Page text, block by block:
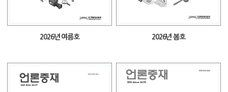
2026년 여름호 2026년 봄호